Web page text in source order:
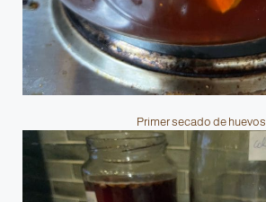
Primer secado de huevos